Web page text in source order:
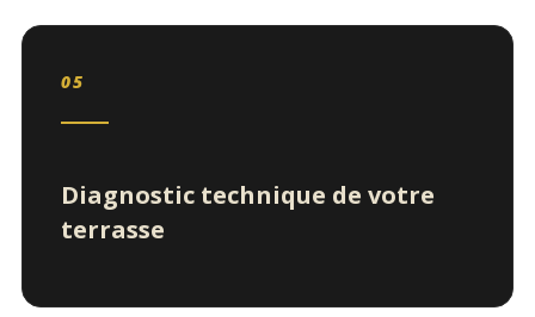
05
Diagnostic technique de votre
terrasse